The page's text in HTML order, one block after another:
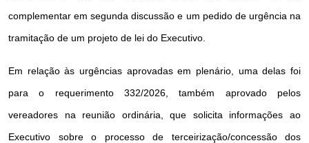
complementar em segunda discussão e um pedido de urgência na
tramitação de um projeto de lei do Executivo.
Em relação às urgências aprovadas em plenário, uma delas foi
para o requerimento 332/2026, também aprovado pelos
vereadores na reunião ordinária, que solicita informações ao
Executivo sobre o processo de terceirização/concessão dos